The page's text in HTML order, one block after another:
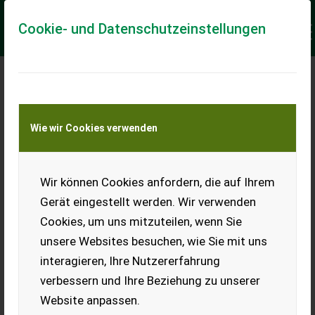
Cookie- und Datenschutzeinstellungen
Wie wir Cookies verwenden
Wir können Cookies anfordern, die auf Ihrem
Gerät eingestellt werden. Wir verwenden
Cookies, um uns mitzuteilen, wenn Sie
unsere Websites besuchen, wie Sie mit uns
interagieren, Ihre Nutzererfahrung
verbessern und Ihre Beziehung zu unserer
Website anpassen.
Meine Transportkostenanfrage
Transport von Land- und Baumaschinen –
KEINE Tiertransporte
Ladeort
Ort